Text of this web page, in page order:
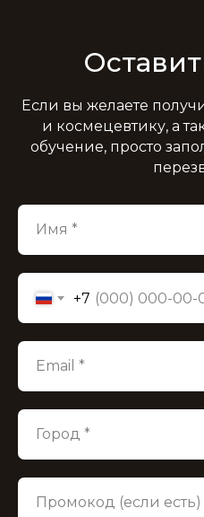
Если вы желаете
и космецевтику, а
обучение, просто
Имя *
+7
Email *
Город *
Промокод (если есть)